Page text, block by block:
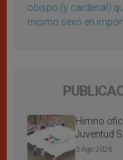
obispo (y cardenal)
mismo sexo en
Himno
Juventud
3 Ago 2026